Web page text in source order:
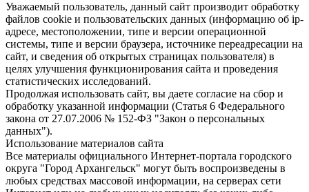
Уважаемый пользователь, данный сайт производит обработку
файлов cookie и пользовательских данных (информацию об ip-
адресе, местоположении, типе и версии операционной
системы, типе и версии браузера, источнике переадресации на
сайт, и сведения об открытых страницах пользователя) в
целях улучшения функционирования сайта и проведения
статистических исследований.
Продолжая использовать сайт, вы даете согласие на сбор и
обработку указанной информации (Статья 6 Федерального
закона от 27.07.2006 № 152-ФЗ "Закон о персональных
данных").
Использование материалов сайта
Все материалы официального Интернет-портала городского
округа "Город Архангельск" могут быть воспроизведены в
любых средствах массовой информации, на серверах сети